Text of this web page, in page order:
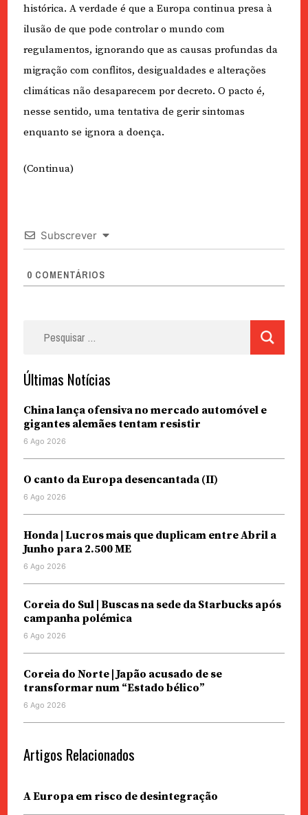
histórica. A verdade é que a Europa continua presa à
ilusão de que pode controlar o mundo com
regulamentos, ignorando que as causas profundas da
migração com conflitos, desigualdades e alterações
climáticas não desaparecem por decreto. O pacto é,
nesse sentido, uma tentativa de gerir sintomas
enquanto se ignora a doença.
(Continua)
Subscrever
0 COMENTÁRIOS
Últimas Notícias
China lança ofensiva no mercado automóvel e
gigantes alemães tentam resistir
6 Ago 2026
O canto da Europa desencantada (II)
6 Ago 2026
Honda | Lucros mais que duplicam entre Abril a
Junho para 2.500 ME
6 Ago 2026
Coreia do Sul | Buscas na sede da Starbucks após
campanha polémica
6 Ago 2026
Coreia do Norte | Japão acusado de se
transformar num “Estado bélico”
6 Ago 2026
Artigos Relacionados
A Europa em risco de desintegração